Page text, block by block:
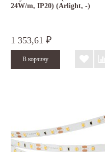
24W/m, IP20) (Arlight, -)
1 353,61 ₽